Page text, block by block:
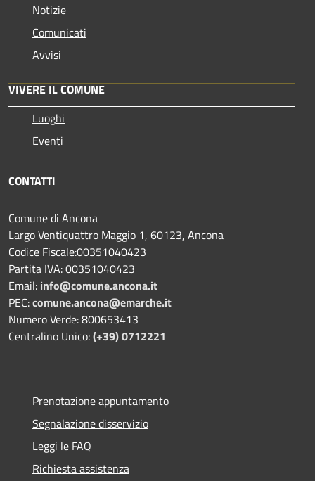
Notizie
Comunicati
Avvisi
VIVERE IL COMUNE
Luoghi
Eventi
CONTATTI
Comune di Ancona
Largo Ventiquattro Maggio 1, 60123, Ancona
Codice Fiscale:00351040423
Partita IVA: 00351040423
Email: info@comune.ancona.it
PEC:comune.ancona@emarche.it
Numero Verde: 800653413
Centralino Unico:(+39) 0712221
Prenotazione appuntamento
Segnalazione disservizio
Leggi le FAQ
Richiesta assistenza